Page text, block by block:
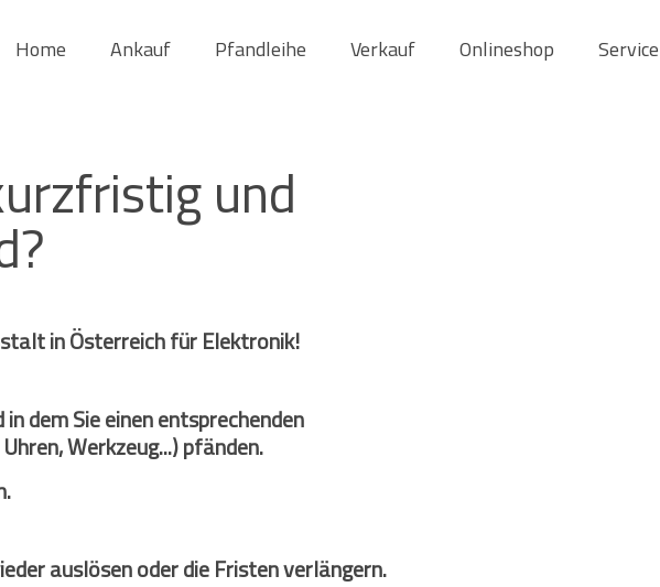
Home Ankauf Pfandleihe Verkauf Onlineshop Service
und
in Österreich für Elektronik!
dem Sie einen entsprechenden
Werkzeug...) pfänden.
auslösen oder die Fristen verlängern.